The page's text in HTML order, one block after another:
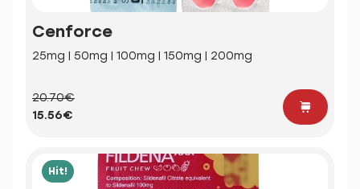
Cenforce
25mg | 50mg | 100mg | 150mg | 200mg
20.70€
15.56€
Hit!